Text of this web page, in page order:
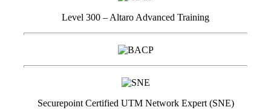
Level 300 – Altaro Advanced Training
Securepoint Certified UTM Network Expert (SNE)